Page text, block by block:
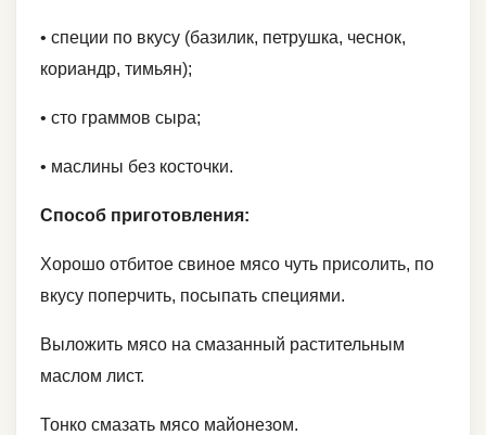
• специи по вкусу (базилик, петрушка, чеснок,
кориандр, тимьян);
• сто граммов сыра;
• маслины без косточки.
Способ приготовления:
Хорошо отбитое свиное мясо чуть присолить, по
вкусу поперчить, посыпать специями.
Выложить мясо на смазанный растительным
маслом лист.
Тонко смазать мясо майонезом.